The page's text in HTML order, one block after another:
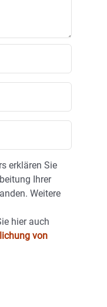
erklären Sie
Ihrer
Weitere
hier auch
von